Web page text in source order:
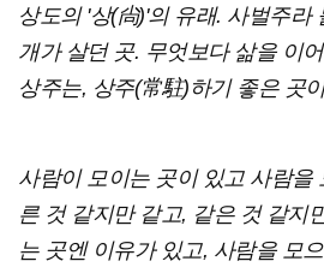
상도의 '상(尙)'의 유래. 사벌주라
개가 살던 곳. 무엇보다 삶을 이
상주는, 상주(常駐)하기 좋은 곳
사람이 모이는 곳이 있고 사람을
른 것 같지만 같고, 같은 것 같지
는 곳엔 이유가 있고, 사람을 모